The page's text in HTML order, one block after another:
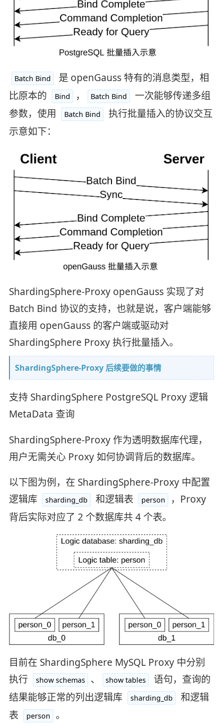
Batch Bind
是 openGauss 特有的消息类型，相
比原本的
Bind ， Batch Bind
一次能够传递多组
参数，使用
Batch Bind
执行批量插入的协议交互
示意如下：
ShardingSphere-Proxy openGauss 实现了对
Batch Bind 协议的支持，也就是说，客户端能够
直接用 openGauss 的客户端或驱动对
ShardingSphere Proxy 执行批量插入。
ShardingSphere-Proxy 后续要做的事情
支持 ShardingSphere PostgreSQL Proxy 逻辑
MetaData 查询
ShardingSphere-Proxy 作为透明数据库代理，
用户无需关心 Proxy 如何协调背后的数据库。
以下图为例，在 ShardingSphere-Proxy 中配置
逻辑库
sharding_db 和逻辑表 person
，Proxy
背后实际对应了 2 个数据库共 4 个表。
目前在 ShardingSphere MySQL Proxy 中分别
执行
show schemas 、 show tables
语句，查询的
结果能够正常的列出逻辑库
sharding_db
和逻辑
表
person 。